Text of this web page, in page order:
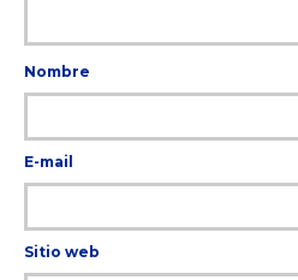
Nombre
E-mail
Sitio web